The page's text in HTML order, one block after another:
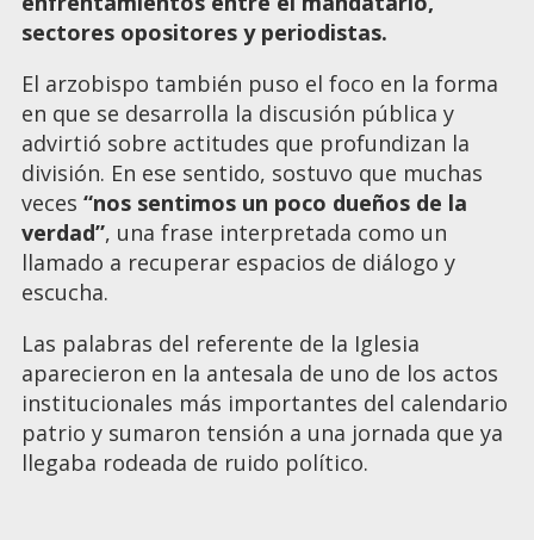
sectores opositores y periodistas.
El arzobispo también puso el foco en la forma
en que se desarrolla la discusión pública y
advirtió sobre actitudes que profundizan la
división. En ese sentido, sostuvo que muchas
veces “nos sentimos un poco dueños de la
verdad”, una frase interpretada como un
llamado a recuperar espacios de diálogo y
escucha.
Las palabras del referente de la Iglesia
aparecieron en la antesala de uno de los actos
institucionales más importantes del calendario
patrio y sumaron tensión a una jornada que ya
llegaba rodeada de ruido político.